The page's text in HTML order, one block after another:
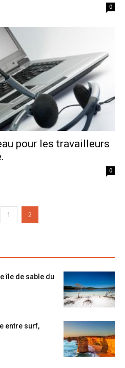
0
pour les travailleurs
0
1 2
île de sable du
entre surf,